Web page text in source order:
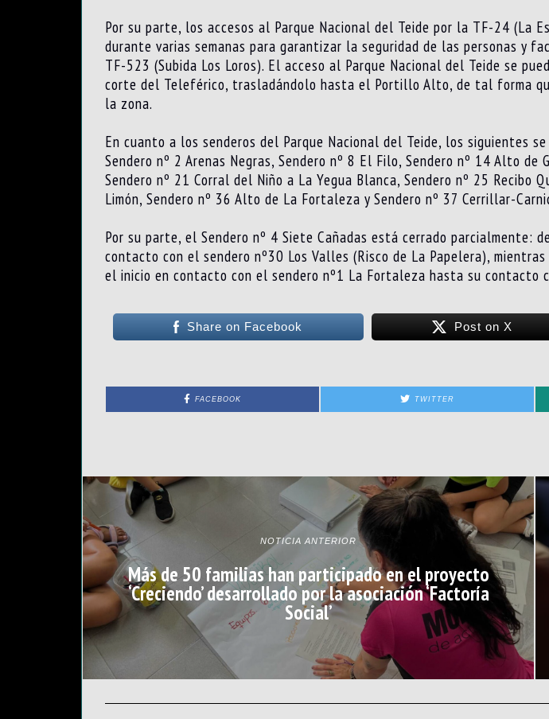
Por su parte, los accesos al Parque Nacional del Teide por la TF-24 (La
durante varias semanas para garantizar la seguridad de las personas y
TF-523 (Subida Los Loros). El acceso al Parque Nacional del Teide se
corte del Teleférico, trasladándolo hasta el Portillo Alto, de tal forma
la zona.
En cuanto a los senderos del Parque Nacional del Teide, los siguientes
Sendero nº 2 Arenas Negras, Sendero nº 8 El Filo, Sendero nº 14 Alto de
Sendero nº 21 Corral del Niño a La Yegua Blanca, Sendero nº 25 Recibo
Limón, Sendero nº 36 Alto de La Fortaleza y Sendero nº 37 Cerrillar-
Por su parte, el Sendero nº 4 Siete Cañadas está cerrado
contacto con el sendero nº30 Los Valles (Risco de La Papelera),
el inicio en contacto con el sendero nº1 La Fortaleza hasta su contacto
Share on Facebook Post on X
FACEBOOK TWITTER
NOTICIA ANTERIOR
Más de 50 familias han participado en el proyecto
‘Creciendo’ desarrollado por la asociación ‘Factoría
Social’